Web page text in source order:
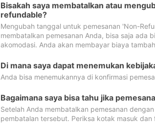
Bisakah saya membatalkan atau
refundable?
Mengubah tanggal untuk pemesanan 'Non-
membatalkan pemesanan Anda, bisa saja ada
akomodasi. Anda akan membayar biaya
Di mana saya dapat menemukan
Anda bisa menemukannya di konfirmasi
Bagaimana saya bisa tahu jika
Setelah Anda membatalkan pemesanan
pembatalan tersebut. Periksa kotak masuk